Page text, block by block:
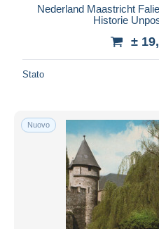
Nederland Maastricht
Historie
±
Stato
Nuovo